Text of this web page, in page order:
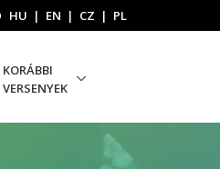
HU | EN | CZ | PL
KORÁBBI
VERSENYEK